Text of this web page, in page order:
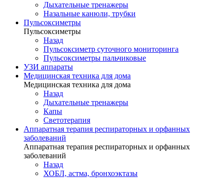
Дыхательные тренажеры
Назальные канюли, трубки
Пульсоксиметры
Пульсоксиметры
Назад
Пульсоксиметр суточного мониторинга
Пульсоксиметры пальчиковые
УЗИ аппараты
Медицинская техника для дома
Медицинская техника для дома
Назад
Дыхательные тренажеры
Капы
Светотерапия
Аппаратная терапия респираторных и орфанных
заболеваний
Аппаратная терапия респираторных и орфанных
заболеваний
Назад
ХОБЛ, астма, бронхоэктазы